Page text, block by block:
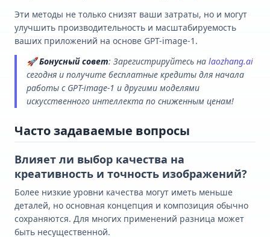
Эти методы не только снизят ваши затраты, но и могут
улучшить производительность и масштабируемость
ваших приложений на основе GPT-image-1.
🚀Бонусный совет: Зарегистрируйтесь на laozhang.ai
сегодня и получите бесплатные кредиты для начала
работы с GPT-image-1 и другими моделями
искусственного интеллекта по сниженным ценам!
Часто задаваемые вопросы
Влияет ли выбор качества на
креативность и точность изображений?
Более низкие уровни качества могут иметь меньше
деталей, но основная концепция и композиция обычно
сохраняются. Для многих применений разница может
быть несущественной.